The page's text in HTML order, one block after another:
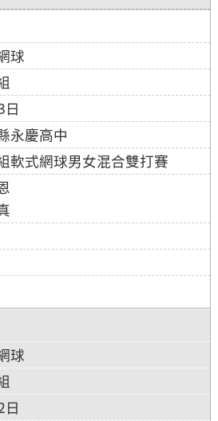
球
日
永慶高中
軟式網球男女混合雙打賽
球
日